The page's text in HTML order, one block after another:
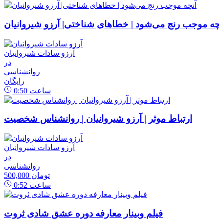
موجب رنج می‌شود | خطاهای شناختی| آرزو شیروانیان
آرزو سادات شیروانیان
در
روانشناسی
رایگان
0:50 ساعت
ارتباط موثر | آرزو شیروانیان | روانشناس شخصیت
آرزو سادات شیروانیان
در
روانشناسی
500,000 تومان
0:52 ساعت
فیلم وبینار معارفه دوره عشق شادی ثروت